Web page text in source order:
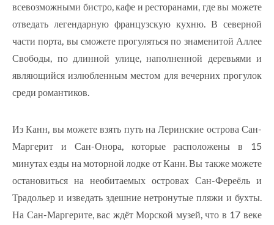
всевозможными бистро, кафе и ресторанами, где вы можете
отведать легендарную французскую кухню. В северной
части порта, вы сможете прогуляться по знаменитой Аллее
Свободы, по длинной улице, наполненной деревьями и
являющийся излюбленным местом для вечерних прогулок
среди романтиков.
Из Канн, вы можете взять путь на Леринские острова Сан-
Маргерит и Сан-Онора, которые расположены в 15
минутах езды на моторной лодке от Канн. Вы также можете
остановиться на необитаемых островах Сан-Фереёль и
Традольер и изведать здешние нетронутые пляжи и бухты.
На Сан-Маргерите, вас ждёт Морской музей, что в 17 веке